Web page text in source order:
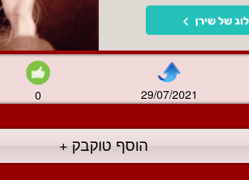
0 29/07/2021
הוסף טוקבק +